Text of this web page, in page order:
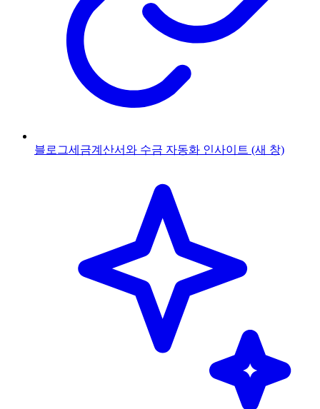
블로그세금계산서와 수금 자동화 인사이트 (새 창)